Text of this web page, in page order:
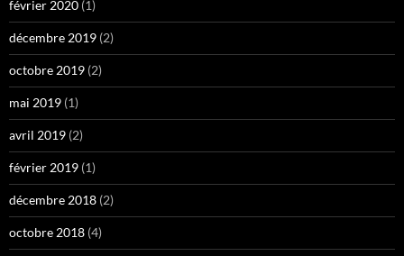
février 2020 (1)
décembre 2019 (2)
octobre 2019 (2)
mai 2019 (1)
avril 2019 (2)
février 2019 (1)
décembre 2018 (2)
octobre 2018 (4)